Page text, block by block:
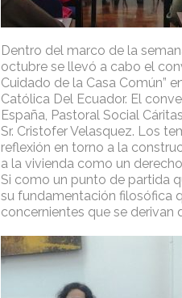
Dentro del marco de la
octubre se llevó a cabo el
Cuidado de la Casa Común”
Católica Del Ecuador. El
España, Pastoral Social
Sr. Cristofer Velasquez. Los
reflexión en torno a la
a la vivienda como un
Si como un punto de partida
su fundamentación filosófica
concernientes que se derivan